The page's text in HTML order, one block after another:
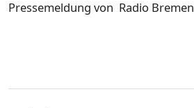
Pressemeldung von Radio Bremen